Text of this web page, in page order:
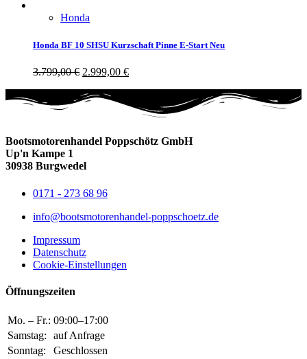
Honda
Honda BF 10 SHSU Kurzschaft Pinne E-Start Neu
3.799,00€ 2.999,00 €
Bootsmotorenhandel Poppschötz GmbH
Up'n Kampe 1
30938 Burgwedel
0171 - 273 68 96
info@bootsmotorenhandel-poppschoetz.de
Impressum
Datenschutz
Cookie-Einstellungen
Öffnungszeiten
Mo. – Fr.: 09:00–17:00
Samstag:
auf Anfrage
Sonntag:
Geschlossen